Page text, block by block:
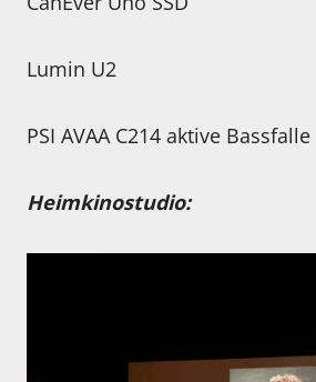
Lumin U2
PSI AVAA C214 aktive Bassfalle
Heimkinostudio: